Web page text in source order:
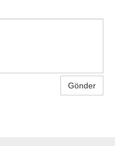
Gönder